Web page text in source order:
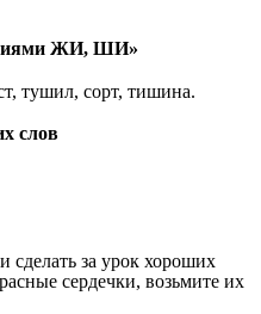
ЖИ, ШИ»
тушил, сорт, тишина.
слов
за урок хороших
сердечки, возьмите их